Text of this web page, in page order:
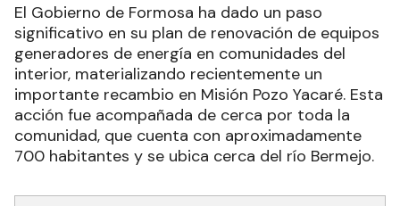
El Gobierno de Formosa ha dado un paso
significativo en su plan de renovación de equipos
generadores de energía en comunidades del
interior, materializando recientemente un
importante recambio en Misión Pozo Yacaré. Esta
acción fue acompañada de cerca por toda la
comunidad, que cuenta con aproximadamente
700 habitantes y se ubica cerca del río Bermejo.